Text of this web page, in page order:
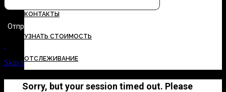
КОНТАКТЫ
УЗНАТЬ СТОИМОСТЬ
ОТСЛЕЖИВАНИЕ
Skip to Content
Sorry, but your session timed out. Please